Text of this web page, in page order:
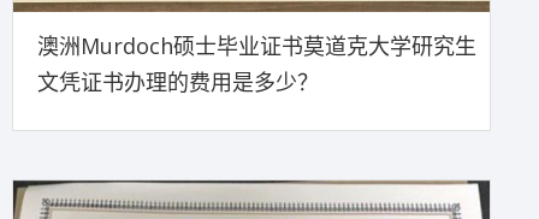
澳洲Murdoch硕士毕业证书莫道克大学研究生
文凭证书办理的费用是多少？